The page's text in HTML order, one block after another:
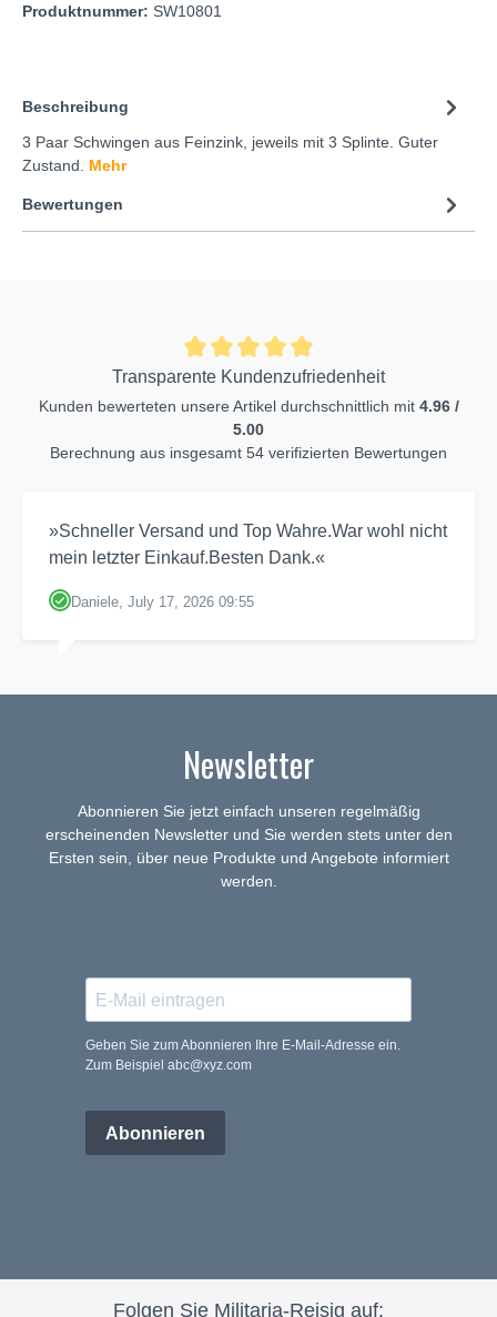
Produktnummer: SW10801
Beschreibung
3 Paar Schwingen aus Feinzink, jeweils mit 3 Splinte. Guter
Zustand. Mehr
Bewertungen
Transparente Kundenzufriedenheit
Kunden bewerteten unsere Artikel durchschnittlich mit 4.96 /
5.00
Berechnung aus insgesamt 54 verifizierten Bewertungen
»Schneller Versand und Top Wahre.War wohl nicht
mein letzter Einkauf.Besten Dank.«
Daniele, July 17, 2026 09:55
Newsletter
Abonnieren Sie jetzt einfach unseren regelmäßig
erscheinenden Newsletter und Sie werden stets unter den
Ersten sein, über neue Produkte und Angebote informiert
werden.
Geben Sie zum Abonnieren Ihre E-Mail-Adresse ein.
Zum Beispiel abc@xyz.com
Abonnieren
Folgen Sie Militaria-Reisig auf: